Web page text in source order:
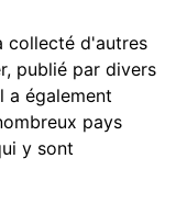
collecté d'autres
publié par divers
a également
pays
y sont